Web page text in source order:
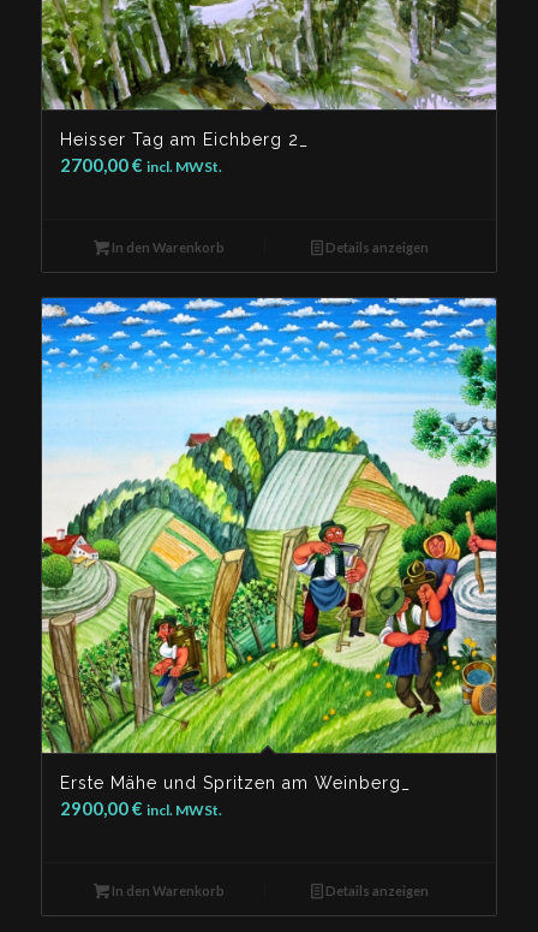
Heisser Tag am Eichberg 2_
2700,00€ incl. MWSt.
In den Warenkorb Details anzeigen
Erste Mähe und Spritzen am Weinberg_
2900,00€ incl. MWSt.
In den Warenkorb Details anzeigen